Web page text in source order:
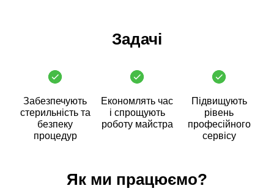
Задачі
Забезпечують
стерильність та
безпеку
процедур
Економлять час
і спрощують
роботу майстра
Підвищують
рівень
професійного
сервісу
Як ми працюємо?